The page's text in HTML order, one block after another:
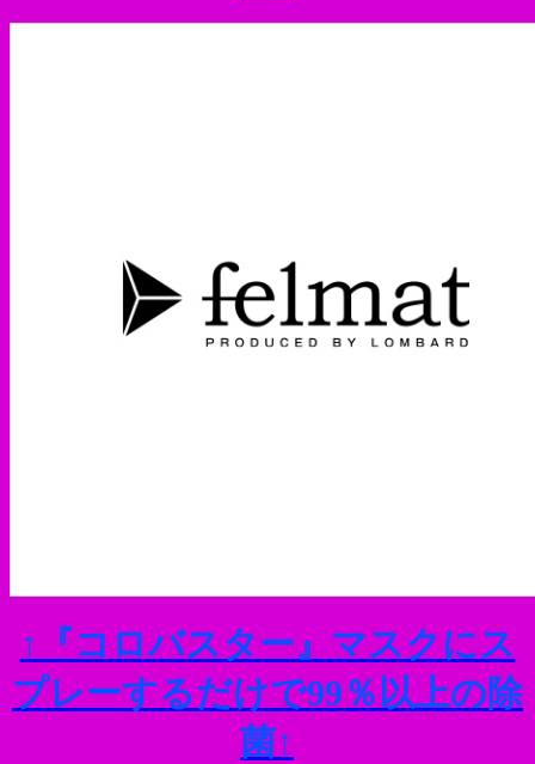
↑『コロバスター』マスクにス
プレーするだけで99％以上の除
菌↑